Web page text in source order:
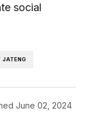
social
JATENG
June 02, 2024